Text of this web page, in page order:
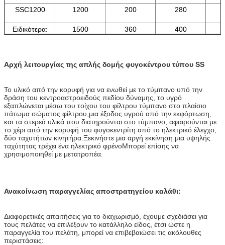
SSC1200 1200 200 280
Ειδικότερα: 1500 360 400
Αρχή λειτουργίας της απλής δομής φυγοκέντρου τύπου SS
Το υλικό από την κορυφή για να ενωθεί με το τύμπανο υπό την
δράση του κεντροαστροειδούς πεδίου δύναμης, το υγρό
εξαπλώνεται μέσω του τοίχου του φίλτρου τύμπανο στο πλαίσιο
πάτωμα σώματος φίλτρου,μια έξοδος υγρού από την εκφόρτωση,
και τα στερεά υλικά που διατηρούνται στο τύμπανο, αφαιρούνται με
το χέρι από την κορυφή του φυγοκεντρίτη από το ηλεκτρικό έλεγχο,
δύο ταχυτήτων κινητήρα.Ξεκινήστε μια αργή εκκίνηση μια υψηλής
ταχύτητας τρέχει ένα ηλεκτρικό φρένοΜπορεί επίσης να
χρησιμοποιηθεί με μετατροπέα.
Ανακοίνωση παραγγελίας αποστρατηγείου καλάθι:
Διαφορετικές απαιτήσεις για το διαχωρισμό, έχουμε σχεδιάσει για
τους πελάτες να επιλέξουν το κατάλληλο είδος, έτσι ώστε η
παραγγελία του πελάτη, μπορεί να επιβεβαιώσει τις ακόλουθες
περιστάσεις: